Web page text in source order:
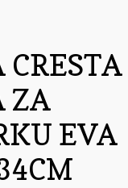
CRESTA
ZA
EVA